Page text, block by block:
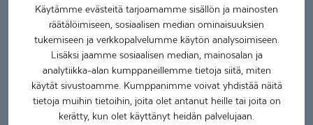
Käytämme evästeitä tarjoamamme sisällön ja mainosten
räätälöimiseen, sosiaalisen median ominaisuuksien
tukemiseen ja verkkopalvelumme käytön analysoimiseen.
Lisäksi jaamme sosiaalisen median, mainosalan ja
analytiikka-alan kumppaneillemme tietoja siitä, miten
käytät sivustoamme. Kumppanimme voivat yhdistää näitä
tietoja muihin tietoihin, joita olet antanut heille tai joita on
kerätty, kun olet käyttänyt heidän palvelujaan.
Työskentelen fysioterapeuttina Coronaria Verve
Lappeenrannan toimipisteessä. Työskentelen TULES-,
KIILA- ja AKSE-kurssien parissa. Olen valmistunut
fysioterapeutiksi vuonna 2012.
Fysioterapeuttina olen helposti lähestyttävä, rauhallinen ja